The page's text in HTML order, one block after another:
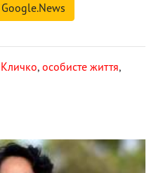
Google.News
Кличко, особисте життя,